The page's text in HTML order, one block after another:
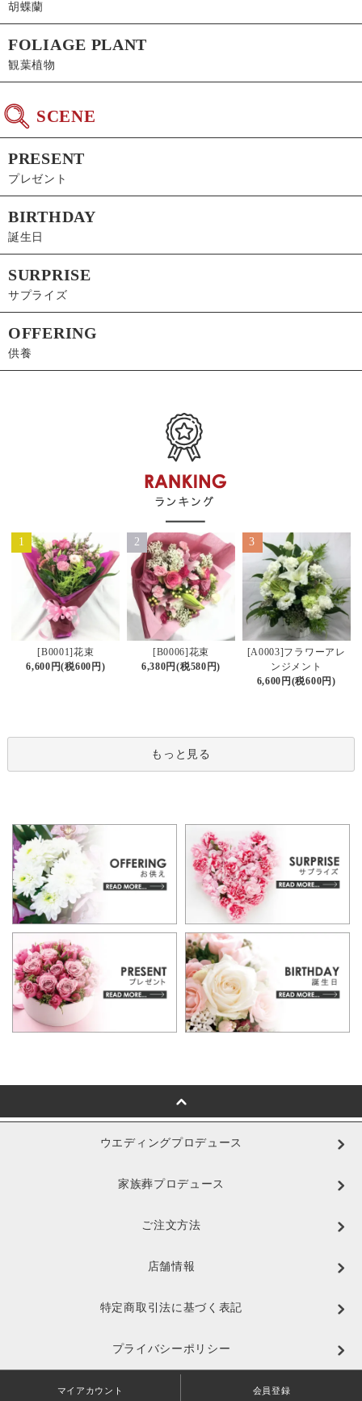
胡蝶蘭
FOLIAGE PLANT
観葉植物
SCENE
PRESENT
プレゼント
BIRTHDAY
誕生日
SURPRISE
サプライズ
OFFERING
供養
1
[B0001]花束
6,600円(税600円)
2
[B0006]花束
6,380円(税580円)
3
[A0003]フラワーアレ
ンジメント
6,600円(税600円)
もっと見る
ウエディングプロデュース
家族葬プロデュース
ご注文方法
店舗情報
特定商取引法に基づく表記
プライバシーポリシー
マイアカウント 会員登録